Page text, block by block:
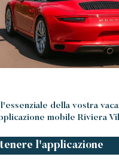
della vostra
mobile Riviera
l'applicazione